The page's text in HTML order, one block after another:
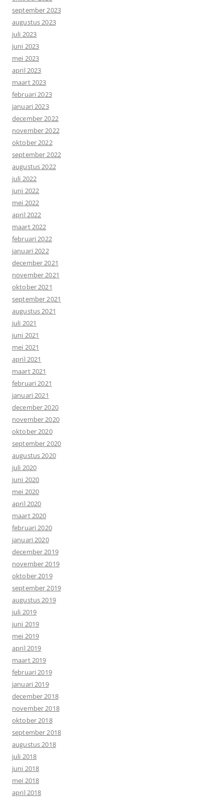
september 2023
augustus 2023
juli 2023
juni 2023
mei 2023
april 2023
maart 2023
februari 2023
januari 2023
december 2022
november 2022
oktober 2022
september 2022
augustus 2022
juli 2022
juni 2022
mei 2022
april 2022
maart 2022
februari 2022
januari 2022
december 2021
november 2021
oktober 2021
september 2021
augustus 2021
juli 2021
juni 2021
mei 2021
april 2021
maart 2021
februari 2021
januari 2021
december 2020
november 2020
oktober 2020
september 2020
augustus 2020
juli 2020
juni 2020
mei 2020
april 2020
maart 2020
februari 2020
januari 2020
december 2019
november 2019
oktober 2019
september 2019
augustus 2019
juli 2019
juni 2019
mei 2019
april 2019
maart 2019
februari 2019
januari 2019
december 2018
november 2018
oktober 2018
september 2018
augustus 2018
juli 2018
juni 2018
mei 2018
april 2018